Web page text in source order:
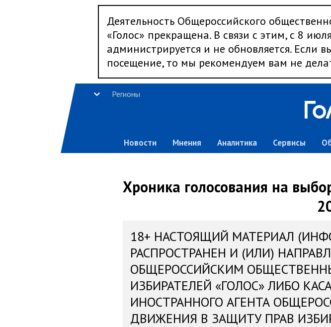
Деятельность Общероссийского
«Голос» прекращена. В связи с этим, с 8
администрируется и не обновляется. Если
посещение, то мы рекомендуем вам не
Регионы
Новости Мнения Аналитика Сервисы
Хроника голосования на
18+ НАСТОЯЩИЙ МАТЕРИАЛ
РАСПРОСТРАНЕН И (ИЛИ)
ОБЩЕРОССИЙСКИМ
ИЗБИРАТЕЛЕЙ «ГОЛОС» ЛИБО
ИНОСТРАННОГО АГЕНТА
ДВИЖЕНИЯ В ЗАЩИТУ ПРАВ